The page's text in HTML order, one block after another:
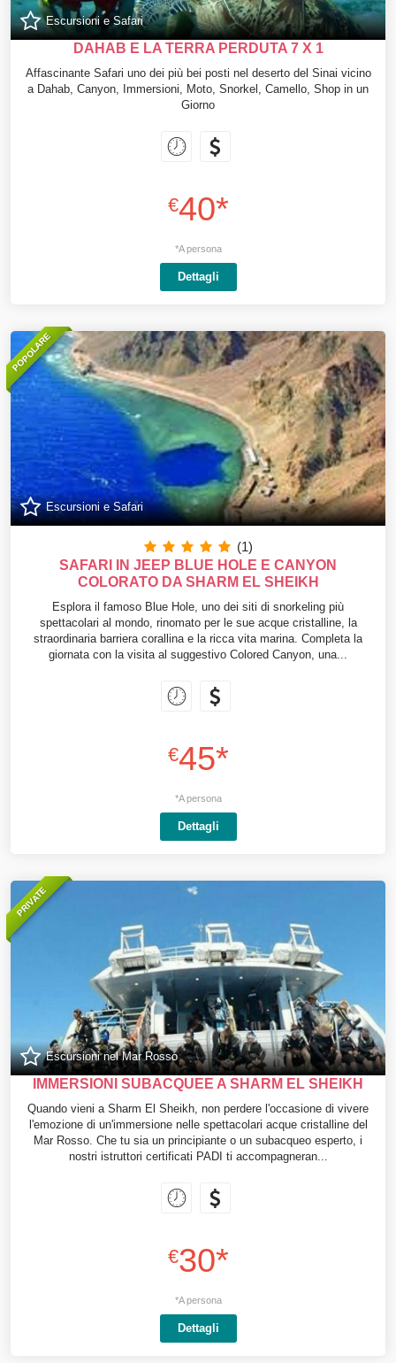
Escursioni e Safari
DAHAB E LA TERRA PERDUTA 7 X 1
Affascinante Safari uno dei più bei posti nel deserto del Sinai vicino
a Dahab, Canyon, Immersioni, Moto, Snorkel, Camello, Shop in un
Giorno
€40*
*A persona
Dettagli
POPOLARE
Escursioni e Safari
(1)
SAFARI IN JEEP BLUE HOLE E CANYON
COLORATO DA SHARM EL SHEIKH
Esplora il famoso Blue Hole, uno dei siti di snorkeling più
spettacolari al mondo, rinomato per le sue acque cristalline, la
straordinaria barriera corallina e la ricca vita marina. Completa la
giornata con la visita al suggestivo Colored Canyon, una...
€45*
*A persona
Dettagli
PRIVATE
Escursioni nel Mar Rosso
IMMERSIONI SUBACQUEE A SHARM EL SHEIKH
Quando vieni a Sharm El Sheikh, non perdere l'occasione di vivere
l'emozione di un'immersione nelle spettacolari acque cristalline del
Mar Rosso. Che tu sia un principiante o un subacqueo esperto, i
nostri istruttori certificati PADI ti accompagneran...
€30*
*A persona
Dettagli